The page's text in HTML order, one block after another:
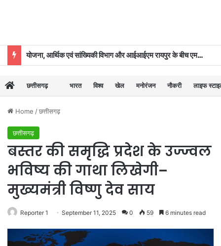
ढाई साल की उपलब्धियाँ- छत्तीसगढ़ का श्रमिक कल्याण के क्षेत्र में नई पहचान
छत्तीसगढ़ भारत विश्व खेल मनोरंजन नौकरी लाइफ
Home /छत्तीसगढ़
छत्तीसगढ़
बस्तर की समृद्धि प्रदेश के उज्ज्वल
भविष्य की गाथा लिखेगी–
मुख्यमंत्री विष्णु देव साय
Reporter 1 September 11, 2025 0 59 6 minutes read